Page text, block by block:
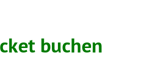
buchen